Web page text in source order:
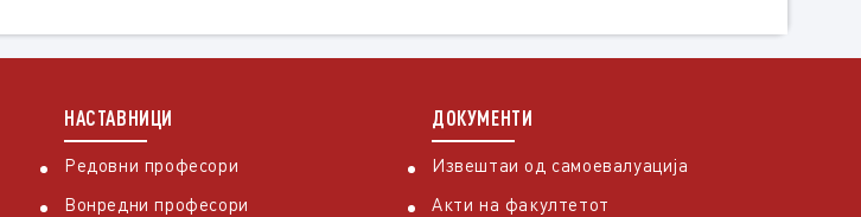
НАСТАВНИЦИ
Редовни професори
Вонредни професори
ДОКУМЕНТИ
Извештаи од самоевалуација
Акти на факултетот